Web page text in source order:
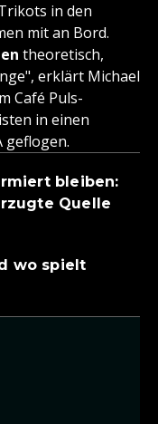
in den
mit an Bord.
theoretisch,
erklärt Michael
Café Puls-
in einen
geflogen.
bleiben:
Quelle
wo spielt